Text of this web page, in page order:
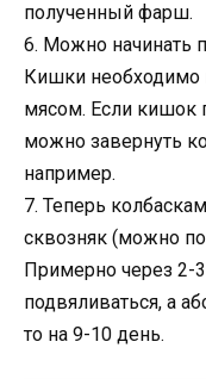
полученный фарш.
6. Можно начинать
Кишки необходимо
мясом. Если кишок
можно завернуть
например.
7. Теперь
сквозняк (можно
Примерно через 2-
подвяливаться, а
то на 9-10 день.